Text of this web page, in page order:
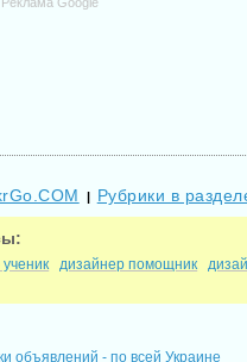
| Рубрики в
дизайнер помощник
объявлений - по всей Украине